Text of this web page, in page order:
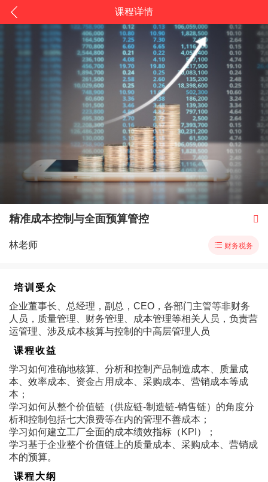
课程详情
精准成本控制与全面预算管控 
林老师  财务税务
培训受众
企业董事长、总经理，副总，CEO，各部门主管等非财务
人员，质量管理、财务管理、成本管理等相关人员，负责营
运管理、涉及成本核算与控制的中高层管理人员
课程收益
学习如何准确地核算、分析和控制产品制造成本、质量成
本、效率成本、资金占用成本、采购成本、营销成本等成
本；
学习如何从整个价值链（供应链-制造链-销售链）的角度分
析和控制包括七大浪费等在内的管理不善成本；
学习如何建立工厂全面的成本绩效指标（KPI）；
学习基于企业整个价值链上的质量成本、采购成本、营销成
本的预算。
课程大纲